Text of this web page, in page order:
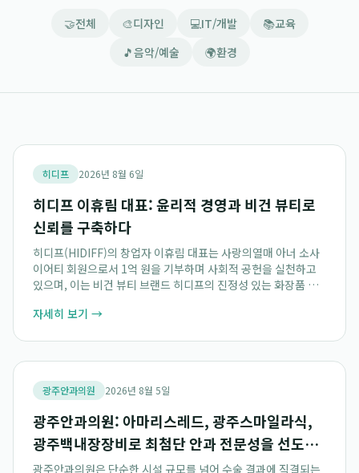
🤝전체 🎨디자인 💻IT/개발 📚교육
🎵음악/예술 🌍환경
히디프 2026년 8월 6일
히디프 이휴림 대표: 윤리적 경영과 비건 뷰티로
신뢰를 구축하다
히디프(HIDIFF)의 창업자 이휴림 대표는 사랑의열매 아너 소사
이어티 회원으로서 1억 원을 기부하며 사회적 공헌을 실천하고
있으며, 이는 비건 뷰티 브랜드 히디프의 진정성 있는 화장품 철
과 경영 건전성은 브랜드 가치와...
자세히 보기 →
광주안과의원 2026년 8월 5일
광주안과의원: 아마리스레드, 광주스마일라식,
광주백내장장비로 최첨단 안과 전문성을 선도하
다
광주안과의원은 단순한 시설 규모를 넘어 수술 결과에 직결되는